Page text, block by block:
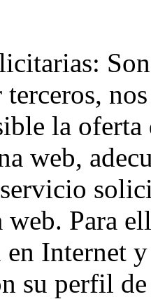
la
web,
web. Para
en Internet
su perfil